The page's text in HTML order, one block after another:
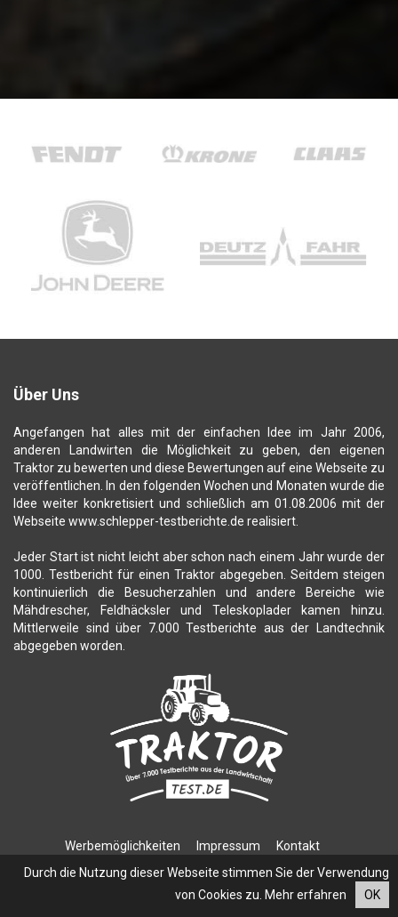
Über Uns
Angefangen hat alles mit der einfachen Idee im Jahr 2006,
anderen Landwirten die Möglichkeit zu geben, den eigenen
Traktor zu bewerten und diese Bewertungen auf eine Webseite zu
veröffentlichen. In den folgenden Wochen und Monaten wurde die
Idee weiter konkretisiert und schließlich am 01.08.2006 mit der
Webseite www.schlepper-testberichte.de realisiert.
Jeder Start ist nicht leicht aber schon nach einem Jahr wurde der
1000. Testbericht für einen Traktor abgegeben. Seitdem steigen
kontinuierlich die Besucherzahlen und andere Bereiche wie
Mähdrescher, Feldhäcksler und Teleskoplader kamen hinzu.
Mittlerweile sind über 7.000 Testberichte aus der Landtechnik
abgegeben worden.
Werbemöglichkeiten Impressum
Kontakt
Durch die Nutzung dieser Webseite stimmen Sie der Verwendung
von Cookies zu. Mehr erfahren OK